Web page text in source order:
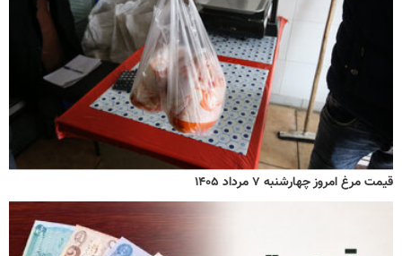
قیمت مرغ امروز چهارشنبه ۷ مرداد ۱۴۰۵